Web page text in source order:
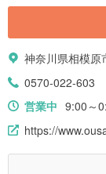
神奈川県相模原
0570-022-603
営業中 9:00～
https://